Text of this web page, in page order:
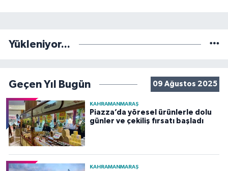
Yükleniyor...
Geçen Yıl Bugün 09 Ağustos 2025
KAHRAMANMARAŞ
Piazza’da yöresel ürünlerle dolu
günler ve çekiliş fırsatı başladı
KAHRAMANMARAŞ